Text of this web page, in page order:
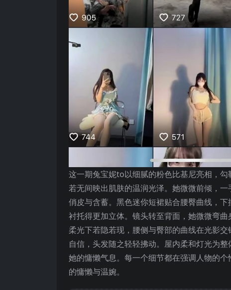
这一期兔宝妮to以细腻的粉色比基尼亮相，
若无间映出肌肤的温润光泽。她微微前倾，
俏皮与含蓄。黑色迷你短裙贴合腰臀曲线，
衬托得更加立体。镜头转至背面，她微微弯
柔光下若隐若现，腰侧与臀部的曲线在光影
自信，头发随之轻轻拂动。屋内柔和灯光为
她的慵懒气息。每一个细节都在强调人物的
的慵懒与温婉。